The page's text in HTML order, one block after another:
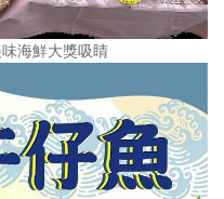
海鮮大獎吸睛